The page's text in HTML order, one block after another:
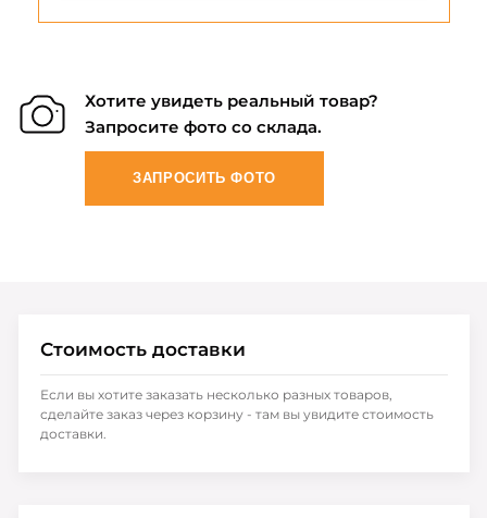
Хотите увидеть реальный товар?
Запросите фото со склада.
ЗАПРОСИТЬ ФОТО
Стоимость доставки
Если вы хотите заказать несколько разных товаров,
сделайте заказ через корзину - там вы увидите стоимость
доставки.